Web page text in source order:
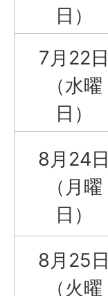
日）
7月22日
（水曜
日）
8月24日
（月曜
日）
8月25日
（火曜